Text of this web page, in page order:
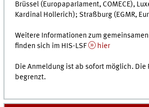
Brüssel (Europaparlament, COMECE),
Kardinal Hollerich); Straßburg (EGMR,
Weitere Informationen zum
finden sich im HIS-LSF
hier
Die Anmeldung ist ab sofort möglich. Die
begrenzt.